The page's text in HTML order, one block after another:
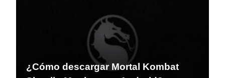
¿Cómo descargar Mortal Kombat